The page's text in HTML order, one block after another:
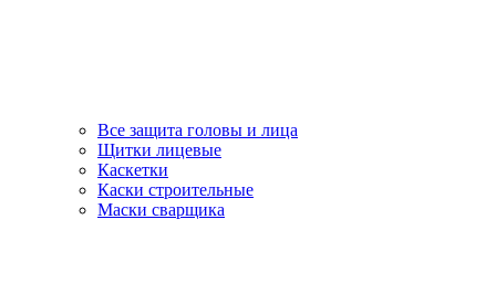
Все защита головы и лица
Щитки лицевые
Каскетки
Каски строительные
Маски сварщика